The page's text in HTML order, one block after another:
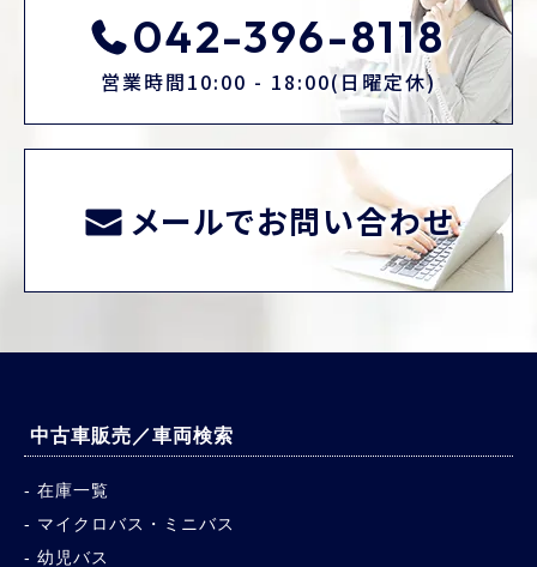
042-396-8118
営業時間10:00 - 18:00(日曜定休)
メールでお問い合わせ
中古車販売／車両検索
在庫一覧
マイクロバス・ミニバス
幼児バス